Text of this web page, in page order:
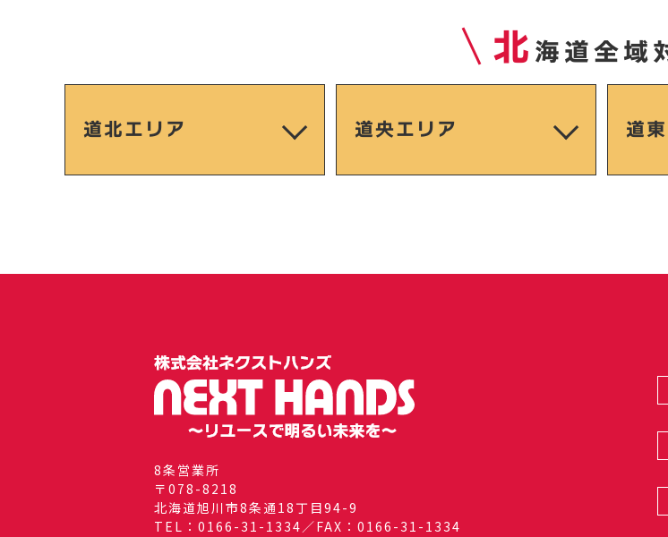
北 海道全域
道北エリア 道央エリア 道
8条営業所
〒078-8218
北海道旭川市8条通18丁目94-9
TEL：0166-31-1334／FAX：0166-31-1334